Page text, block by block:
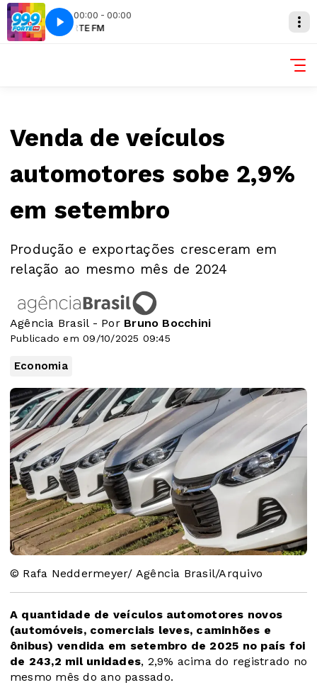
00:00 - 00:00
FORTE FM
Venda de veículos
automotores sobe 2,9%
em setembro
Produção e exportações cresceram em
relação ao mesmo mês de 2024
Agência Brasil - Por Bruno Bocchini
Publicado em 09/10/2025 09:45
Economia
© Rafa Neddermeyer/ Agência Brasil/Arquivo
A quantidade de veículos automotores novos
(automóveis, comerciais leves, caminhões e
ônibus) vendida em setembro de 2025 no país foi
de 243,2 mil unidades, 2,9% acima do registrado no
mesmo mês do ano passado.